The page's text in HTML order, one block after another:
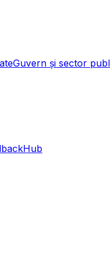
Guvern și sector